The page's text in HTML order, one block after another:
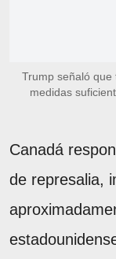
Trump señaló
medidas
Canadá
de represalia,